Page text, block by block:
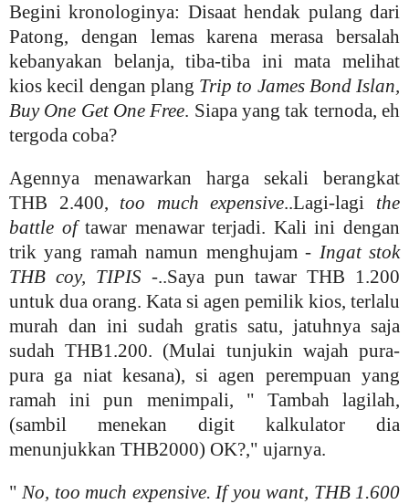
Begini kronologinya: Disaat hendak pulang dari
Patong, dengan lemas karena merasa bersalah
kebanyakan belanja, tiba-tiba ini mata melihat
kios kecil dengan plang Trip to James Bond Islan,
Buy One Get One Free. Siapa yang tak ternoda, eh
tergoda coba?
Agennya menawarkan harga sekali berangkat
THB 2.400, too much expensive..Lagi-lagi the
battle oftawar menawar terjadi. Kali ini dengan
trik yang ramah namun menghujam - Ingat stok
THB coy, TIPIS -..Saya pun tawar THB 1.200
untuk dua orang. Kata si agen pemilik kios, terlalu
murah dan ini sudah gratis satu, jatuhnya saja
sudah THB1.200. (Mulai tunjukin wajah pura-
pura ga niat kesana), si agen perempuan yang
ramah ini pun menimpali, " Tambah lagilah,
(sambil menekan digit kalkulator dia
menunjukkan THB2000) OK?," ujarnya.
" No, too much expensive. If you want, THB 1.600